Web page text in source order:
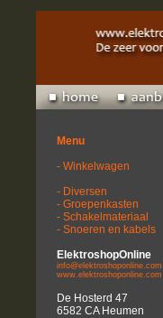
Menu
- Winkelwagen
- Diversen
- Groepenkasten
- Schakelmateriaal
- Snoeren en kabels
ElektroshopOnline
info@elektroshoponline.com
www.elektroshoponline.com
De Hosterd 47
6582 CA Heumen